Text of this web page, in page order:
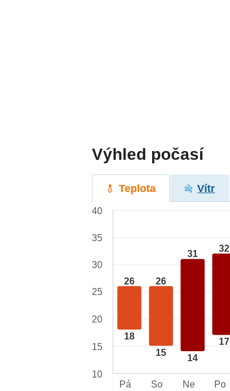
Výhled počasí
Teplota Vítr
26
18
26
15
31
14
32
17
40
35
30
25
20
15
10
Pá
So Ne Po